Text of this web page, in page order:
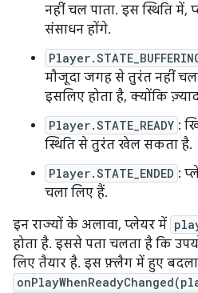
नहीं चल पाता. इस स्थिति में,
संसाधन होंगे.
मौजूदा जगह से तुरंत नहीं
इसलिए होता है, क्योंकि
Player.STATE_READY :
स्थिति से तुरंत खेल सकता है.
Player.STATE_ENDED :
चला लिए हैं.
इन राज्यों के अलावा, प्लेयर में
होता है. इससे पता चलता है कि
लिए तैयार है. इस फ़्लैग में हुए